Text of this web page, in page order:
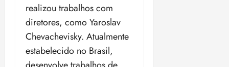
realizou trabalhos com
diretores, como Yaroslav
Chevachevisky. Atualmente
estabelecido no Brasil,